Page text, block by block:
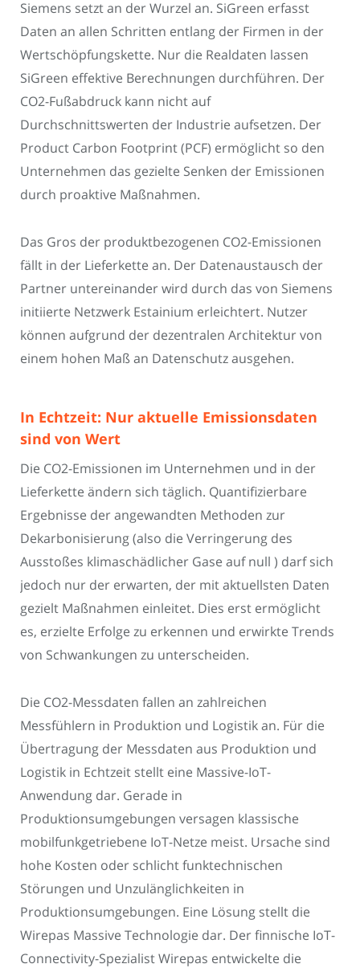
Siemens setzt an der Wurzel an. SiGreen erfasst
Daten an allen Schritten entlang der Firmen in der
Wertschöpfungskette. Nur die Realdaten lassen
SiGreen effektive Berechnungen durchführen. Der
CO2-Fußabdruck kann nicht auf
Durchschnittswerten der Industrie aufsetzen. Der
Product Carbon Footprint (PCF) ermöglicht so den
Unternehmen das gezielte Senken der Emissionen
durch proaktive Maßnahmen.
Das Gros der produktbezogenen CO2-Emissionen
fällt in der Lieferkette an. Der Datenaustausch der
Partner untereinander wird durch das von Siemens
initiierte Netzwerk Estainium erleichtert. Nutzer
können aufgrund der dezentralen Architektur von
einem hohen Maß an Datenschutz ausgehen.
In Echtzeit: Nur aktuelle Emissionsdaten
sind von Wert
Die CO2-Emissionen im Unternehmen und in der
Lieferkette ändern sich täglich. Quantifizierbare
Ergebnisse der angewandten Methoden zur
Dekarbonisierung (also die Verringerung des
Ausstoßes klimaschädlicher Gase auf null ) darf sich
jedoch nur der erwarten, der mit aktuellsten Daten
gezielt Maßnahmen einleitet. Dies erst ermöglicht
es, erzielte Erfolge zu erkennen und erwirkte Trends
von Schwankungen zu unterscheiden.
Die CO2-Messdaten fallen an zahlreichen
Messfühlern in Produktion und Logistik an. Für die
Übertragung der Messdaten aus Produktion und
Logistik in Echtzeit stellt eine Massive-IoT-
Anwendung dar. Gerade in
Produktionsumgebungen versagen klassische
mobilfunkgetriebene IoT-Netze meist. Ursache sind
hohe Kosten oder schlicht funktechnischen
Störungen und Unzulänglichkeiten in
Produktionsumgebungen. Eine Lösung stellt die
Wirepas Massive Technologie dar. Der finnische IoT-
Connectivity-Spezialist Wirepas entwickelte die